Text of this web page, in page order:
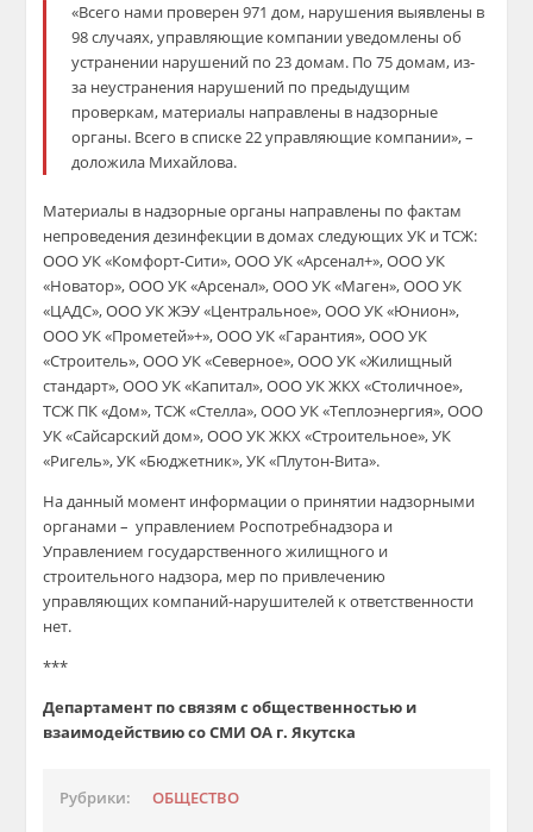
«Всего нами проверен 971 дом, нарушения выявлены в
98 случаях, управляющие компании уведомлены об
устранении нарушений по 23 домам. По 75 домам, из-
за неустранения нарушений по предыдущим
проверкам, материалы направлены в надзорные
органы. Всего в списке 22 управляющие компании», –
доложила Михайлова.
Материалы в надзорные органы направлены по фактам
непроведения дезинфекции в домах следующих УК и ТСЖ:
ООО УК «Комфорт-Сити», ООО УК «Арсенал+», ООО УК
«Новатор», ООО УК «Арсенал», ООО УК «Маген», ООО УК
«ЦАДС», ООО УК ЖЭУ «Центральное», ООО УК «Юнион»,
ООО УК «Прометей»+», ООО УК «Гарантия», ООО УК
«Строитель», ООО УК «Северное», ООО УК «Жилищный
стандарт», ООО УК «Капитал», ООО УК ЖКХ «Столичное»,
ТСЖ ПК «Дом», ТСЖ «Стелла», ООО УК «Теплоэнергия», ООО
УК «Сайсарский дом», ООО УК ЖКХ «Строительное», УК
«Ригель», УК «Бюджетник», УК «Плутон-Вита».
На данный момент информации о принятии надзорными
органами– управлением Роспотребнадзора и
Управлением государственного жилищного и
строительного надзора, мер по привлечению
управляющих компаний-нарушителей к ответственности
нет.
***
Департамент по связям с общественностью и
взаимодействию со СМИ ОА г. Якутска
Рубрики: ОБЩЕСТВО